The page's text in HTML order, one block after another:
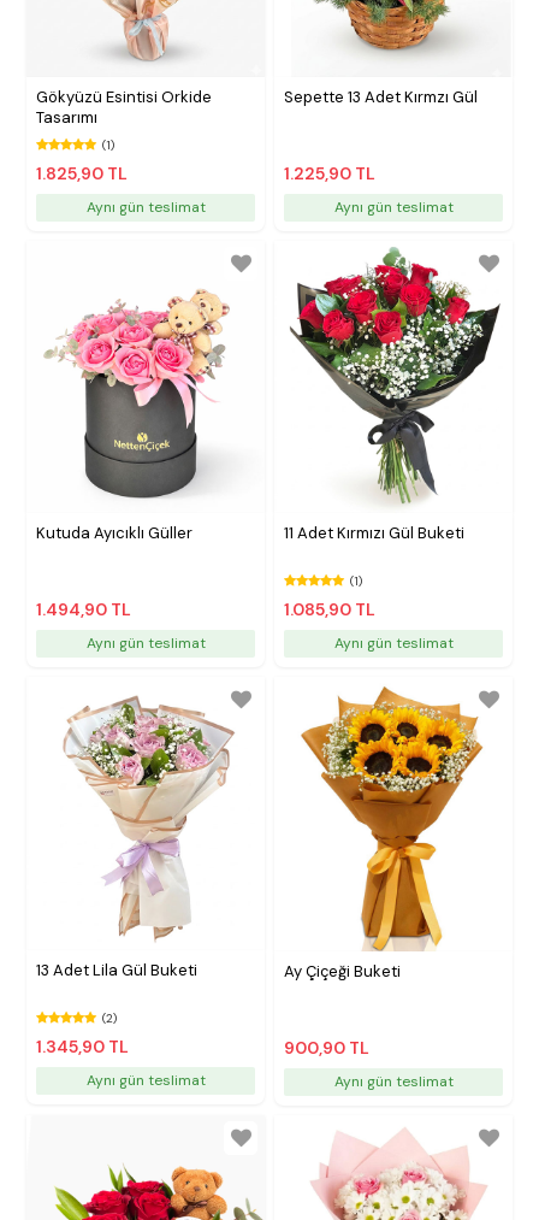
Gökyüzü Esintisi Orkide
Tasarımı
(1)
1.825,90 TL
Aynı gün teslimat
Sepette 13 Adet Kırmzı Gül
1.225,90 TL
Aynı gün teslimat
Kutuda Ayıcıklı Güller
1.494,90 TL
Aynı gün teslimat
11 Adet Kırmızı Gül Buketi
(1)
1.085,90 TL
Aynı gün teslimat
13 Adet Lila Gül Buketi
(2)
1.345,90 TL
Aynı gün teslimat
Ay Çiçeği Buketi
900,90 TL
Aynı gün teslimat